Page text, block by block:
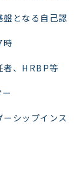
となる自己認
者、HRBP等
シップインス